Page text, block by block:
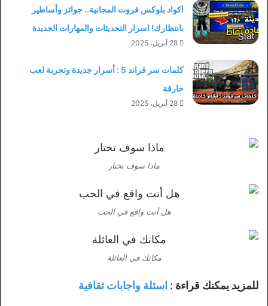
اكواد بلوكس فروت المجانية.. جوائز وأساطير
بانتظارك! اسرار التحديثات والمهارات الجديدة
28 أبريل، 2025
كلمات سر قراند 5 : أسرار جديدة وتجربة لعب
خارقة
28 أبريل، 2025
ماذا سوف تختار
هل أنت واقع في الحب
مكانك في العائلة
للمزيد يمكنك قراءة : اسئلة واجابات ثقافية